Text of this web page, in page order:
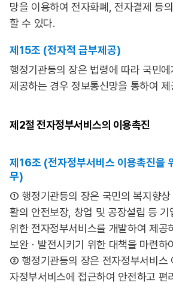
망을 이용하여 전자화폐, 전자결제 등
할 수 있다.
제15조 (전자적 급부제공)
행정기관등의 장은 법령에 따라 국민
제공하는 경우 정보통신망을 통하여
제2절 전자정부서비스의 이용촉진
제16조 (전자정부서비스 이용촉진을
무)
① 행정기관등의 장은 국민의 복지향상
활의 안전보장, 창업 및 공장설립 등
위한 전자정부서비스를 개발하여 제공
보완ㆍ발전시키기 위한 대책을 마련하
② 행정기관등의 장은 전자정부서비스
자정부서비스에 접근하여 안전하고 편